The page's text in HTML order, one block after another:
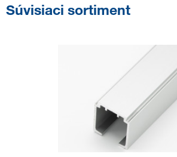
Súvisiaci sortiment